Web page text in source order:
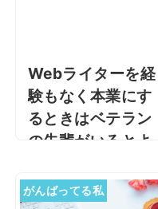
Webライターを経
験もなく本業にす
るときはベテラン
の先輩がいるとよ
Webライターを経験もな
がんばってる私